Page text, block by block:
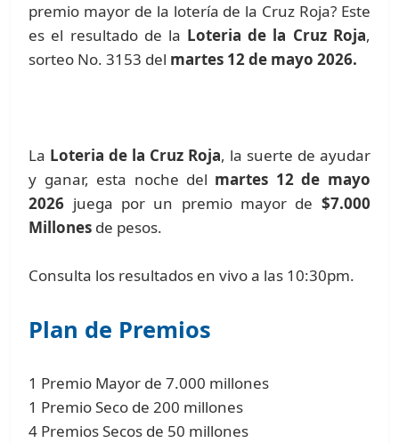
premio mayor de la lotería de la Cruz Roja? Este
es el resultado de la Loteria de la Cruz Roja,
sorteo No. 3153 del martes 12 de mayo 2026.
La Loteria de la Cruz Roja, la suerte de ayudar
y ganar, esta noche del martes 12 de mayo
2026 juega por un premio mayor de $7.000
Millones de pesos.
Consulta los resultados en vivo a las 10:30pm.
Plan de Premios
1 Premio Mayor de 7.000 millones
1 Premio Seco de 200 millones
4 Premios Secos de 50 millones